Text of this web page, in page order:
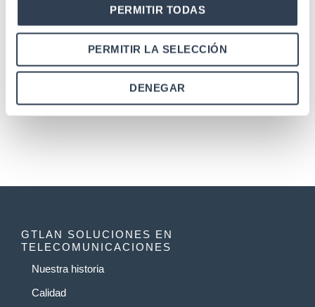
PERMITIR TODAS
PERMITIR LA SELECCIÓN
DENEGAR
← 1 2 3 4 5 6 ... 14
GTLAN SOLUCIONES EN
TELECOMUNICACIONES
Nuestra historia
Calidad